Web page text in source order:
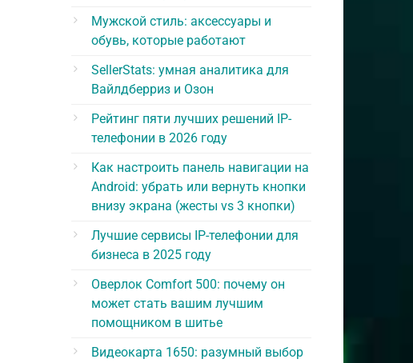
Мужской стиль: аксессуары и
обувь, которые работают
SellerStats: умная аналитика для
Вайлдберриз и Озон
Рейтинг пяти лучших решений IP-
телефонии в 2026 году
Как настроить панель навигации на
Android: убрать или вернуть кнопки
внизу экрана (жесты vs 3 кнопки)
Лучшие сервисы IP-телефонии для
бизнеса в 2025 году
Оверлок Comfort 500: почему он
может стать вашим лучшим
помощником в шитье
Видеокарта 1650: разумный выбор